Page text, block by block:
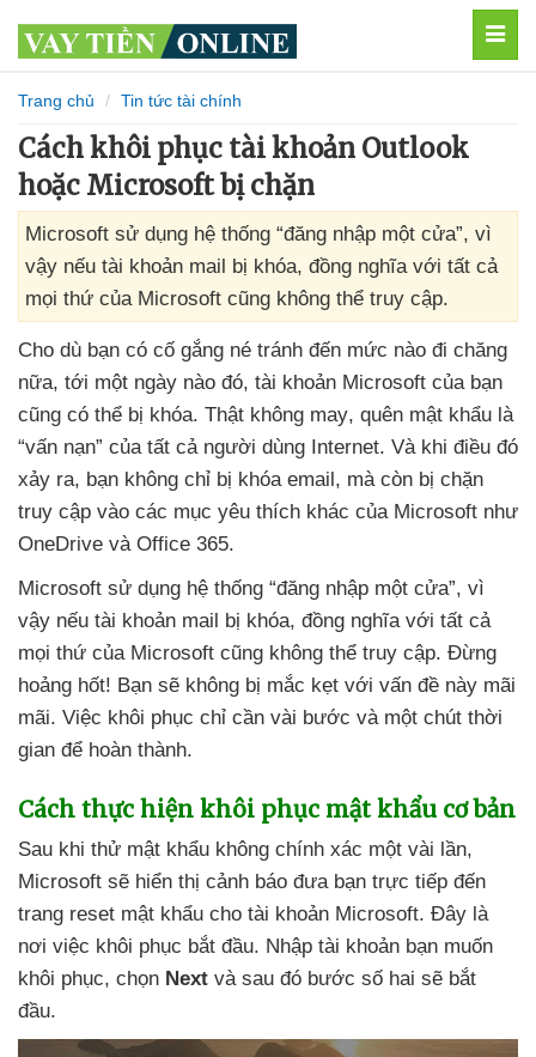
Trang chủ Tin tức tài chính
Cách khôi phục tài khoản Outlook
hoặc Microsoft bị chặn
Microsoft sử dụng hệ thống “đăng nhập một cửa”, vì
vậy nếu tài khoản mail bị khóa, đồng nghĩa với tất cả
mọi thứ của Microsoft cũng không thể truy cập.
Cho dù bạn có cố gắng né tránh đến mức nào đi chăng
nữa, tới một ngày nào đó, tài khoản Microsoft của bạn
cũng có thể bị khóa. Thật không may, quên mật khẩu là
“vấn nạn” của tất cả người dùng Internet. Và khi điều đó
xảy ra, bạn không chỉ bị khóa email, mà còn bị chặn
truy cập vào các mục yêu thích khác của Microsoft như
OneDrive và Office 365.
Microsoft sử dụng hệ thống “đăng nhập một cửa”, vì
vậy nếu tài khoản mail bị khóa, đồng nghĩa với tất cả
mọi thứ của Microsoft cũng không thể truy cập. Đừng
hoảng hốt! Bạn sẽ không bị mắc kẹt với vấn đề này mãi
mãi. Việc khôi phục chỉ cần vài bước và một chút thời
gian để hoàn thành.
Cách thực hiện khôi phục mật khẩu cơ bản
Sau khi thử mật khẩu không chính xác một vài lần,
Microsoft sẽ hiển thị cảnh báo đưa bạn trực tiếp đến
trang reset mật khẩu cho tài khoản Microsoft. Đây là
nơi việc khôi phục bắt đầu. Nhập tài khoản bạn muốn
khôi phục, chọn Next và sau đó bước số hai sẽ bắt
đầu.